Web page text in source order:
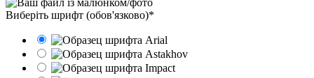
Виберіть шрифт (обов'язково)*